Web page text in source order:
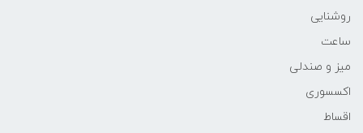
روشنایی
ساعت
میز و صندلی
اکسسوری
اقساط